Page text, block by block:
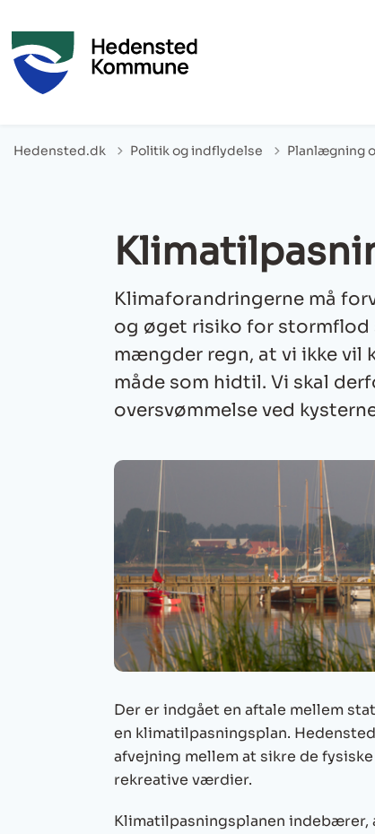
Hedensted.dk Politik og indflydelse Planlægning
Klimaforandringerne må
og øget risiko for stormflod
mængder regn, at vi ikke vil
måde som hidtil. Vi skal
oversvømmelse ved
Der er indgået en aftale mellem
en klimatilpasningsplan.
afvejning mellem at sikre de
rekreative værdier.
Klimatilpasningsplanen